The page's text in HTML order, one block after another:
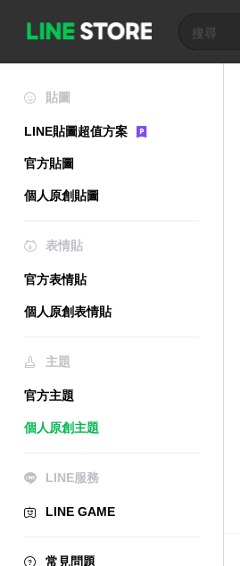
貼圖
LINE貼圖超值方案
官方貼圖
個人原創貼圖
表情貼
官方表情貼
個人原創表情貼
主題
官方主題
個人原創主題
LINE服務
LINE GAME
常見問題